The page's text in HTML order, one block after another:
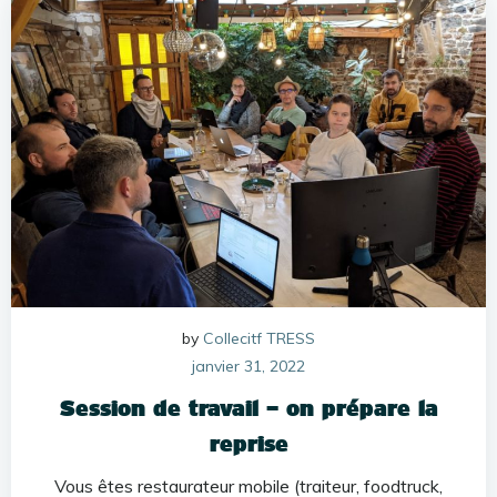
by Collecitf TRESS
janvier 31, 2022
Session de travail – on prépare la
reprise
Vous êtes restaurateur mobile (traiteur, foodtruck,